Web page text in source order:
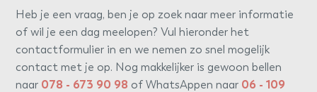
Heb je een vraag, ben je op zoek naar meer informatie
of wil je een dag meelopen? Vul hieronder het
contactformulier in en we nemen zo snel mogelijk
contact met je op. Nog makkelijker is gewoon bellen
naar 078 - 673 90 98 of WhatsAppen naar 06 - 109